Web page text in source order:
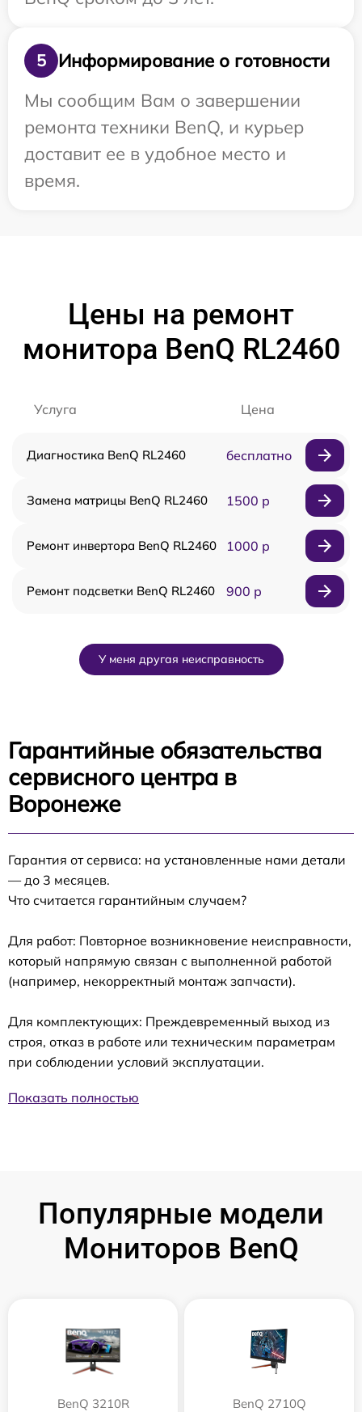
5
Информирование о готовности
Мы сообщим Вам о завершении
ремонта техники BenQ, и курьер
доставит ее в удобное место и
время.
Цены на ремонт
монитора BenQ RL2460
Услуга Цена
Диагностика BenQ RL2460 бесплатно
Замена матрицы BenQ RL2460 1500 р
Ремонт инвертора BenQ RL2460 1000 р
Ремонт подсветки BenQ RL2460 900 р
У меня другая неисправность
Гарантийные обязательства
сервисного центра в
Воронеже
Гарантия от сервиса: на установленные нами детали
— до 3 месяцев.
Что считается гарантийным случаем?
Для работ: Повторное возникновение неисправности,
который напрямую связан с выполненной работой
(например, некорректный монтаж запчасти).
Для комплектующих: Преждевременный выход из
строя, отказ в работе или техническим параметрам
при соблюдении условий эксплуатации.
Показать полностью
Популярные модели
Мониторов BenQ
BenQ 3210R BenQ 2710Q